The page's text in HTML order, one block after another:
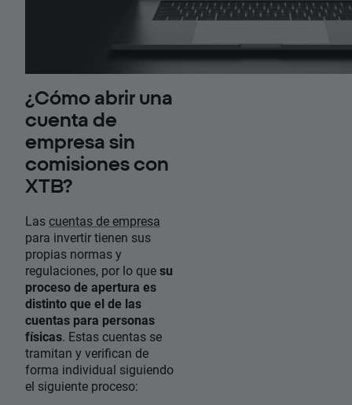
¿Cómo abrir una
cuenta de
empresa sin
comisiones con
XTB?
Lascuentas de empresa
para invertir tienen sus
propias normas y
regulaciones, por lo quesu
proceso de apertura es
distinto que el de las
cuentas para personas
físicas. Estas cuentas se
tramitan y verifican de
forma individual siguiendo
el siguiente proceso: